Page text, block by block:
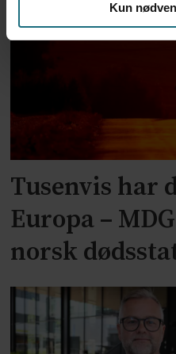
Kun
Tusenvis har
Europa –
norsk